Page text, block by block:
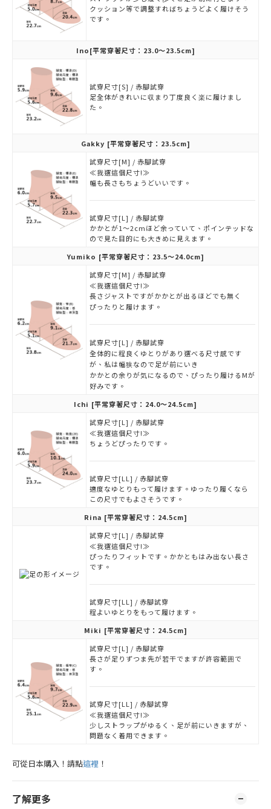
クッション等で調整すればちょうどよく履けそう
です。
Ino[平常穿著尺寸：23.0～23.5cm]
試穿尺寸[S] / 赤腳試穿
足全体がきれいに収まり丁度良く楽に履けまし
た。
Gakky [平常穿著尺寸：23.5cm]
試穿尺寸[M] / 赤腳試穿
≪我選這個尺寸!≫
幅も長さもちょうどいいです。
試穿尺寸[L] / 赤腳試穿
かかとが1～2cmほど余っていて、ポインテッドな
ので見た目的にも大きめに見えます。
Yumiko [平常穿著尺寸：23.5～24.0cm]
試穿尺寸[M] / 赤腳試穿
≪我選這個尺寸!≫
長さジャストですがかかとが出るほどでも無く
ぴったりと履けます。
試穿尺寸[L] / 赤腳試穿
全体的に程良くゆとりがあり選べる尺寸感です
が、私は幅狭なので足が前にいき
かかとの余りが気になるので、ぴったり履けるMが
好みです。
Ichi [平常穿著尺寸：24.0～24.5cm]
試穿尺寸[L] / 赤腳試穿
≪我選這個尺寸!≫
ちょうどぴったりです。
試穿尺寸[LL] / 赤腳試穿
適度なゆとりもって履けます。ゆったり履くなら
この尺寸でもよさそうです。
Rina [平常穿著尺寸：24.5cm]
試穿尺寸[L] / 赤腳試穿
≪我選這個尺寸!≫
ぴったりフィットです。かかともはみ出ない長さ
です。
試穿尺寸[LL] / 赤腳試穿
程よいゆとりをもって履けます。
Miki [平常穿著尺寸：24.5cm]
試穿尺寸[L] / 赤腳試穿
長さが足りずつま先が若干でますが許容範囲で
す。
試穿尺寸[LL] / 赤腳試穿
≪我選這個尺寸!≫
少しストラップがゆるく、足が前にいきますが、
問題なく着用できます。
可從日本購入！請點這裡 ！
了解更多